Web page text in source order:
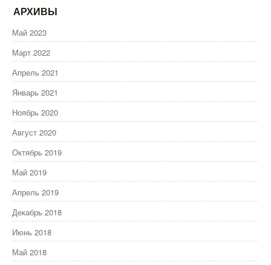
АРХИВЫ
Май 2023
Март 2022
Апрель 2021
Январь 2021
Ноябрь 2020
Август 2020
Октябрь 2019
Май 2019
Апрель 2019
Декабрь 2018
Июнь 2018
Май 2018